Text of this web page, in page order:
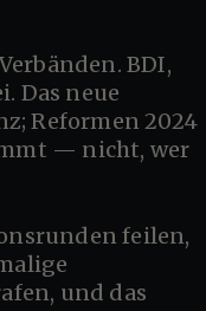
Das neue
Reformen 2024
— nicht, wer
und das